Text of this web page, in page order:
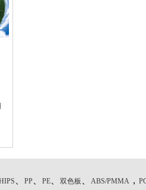
PP PE 双色板 ABS/PMMA ，